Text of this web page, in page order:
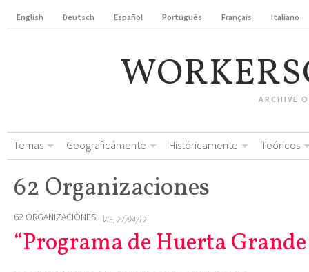
English Deutsch Español Português Français Italiano
ARCHIVE
Temas Geograficámente Históricamente Teóricos
62 Organizaciones
62 ORGANIZACIONES VIE, 27/04/12
“Programa de Huerta Grande